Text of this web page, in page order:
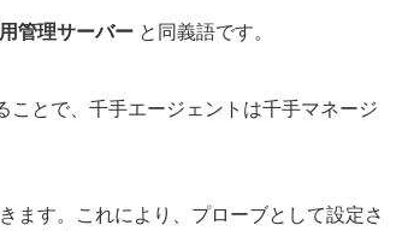
管理サーバー と同義語です。
とで、千手エージェントは千手マネージ
ます。これにより、プローブとして設定さ